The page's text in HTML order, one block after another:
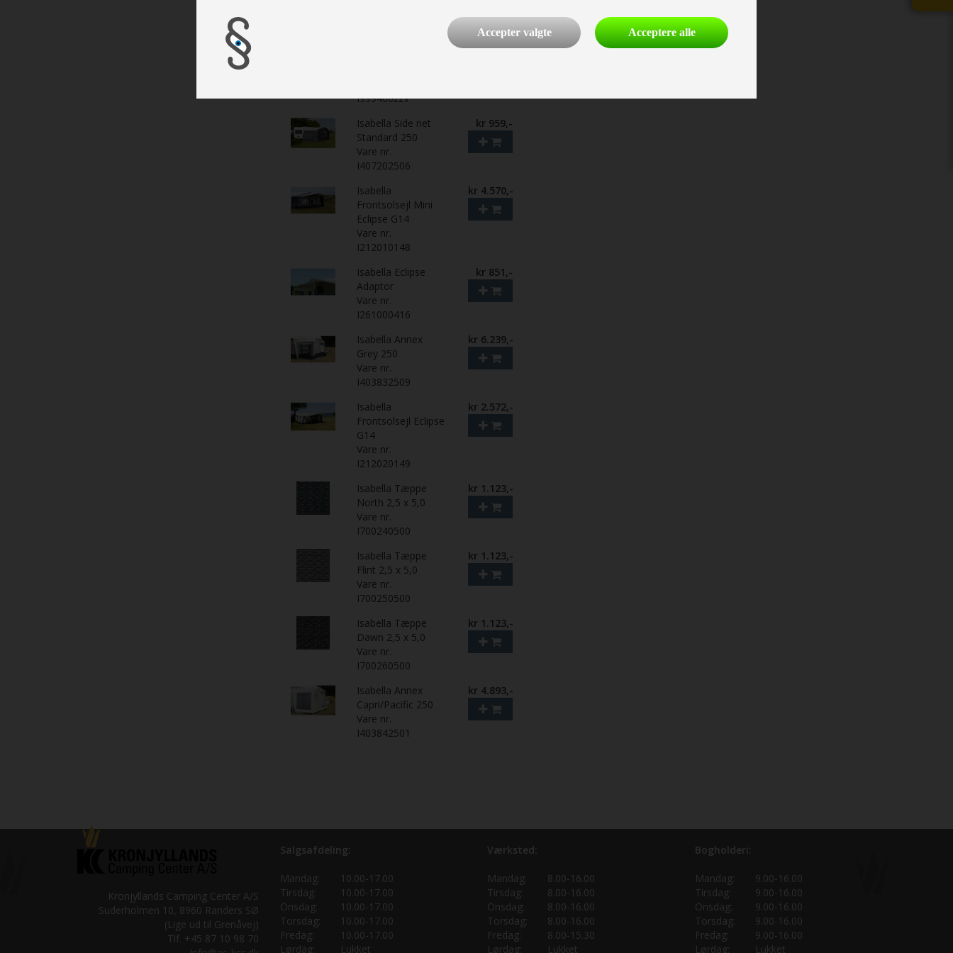
I999400zzV
Isabella Side net
Standard 250
Vare nr.
I407202506
kr 959,-
Isabella
Frontsolsejl Mini
Eclipse G14
Vare nr.
I212010148
kr 4.570,-
Isabella Eclipse
Adaptor
Vare nr.
I261000416
kr 851,-
Isabella Annex
Grey 250
Vare nr.
I403832509
kr 6.239,-
Isabella
Frontsolsejl Eclipse
G14
Vare nr.
I212020149
kr 2.572,-
Isabella Tæppe
North 2,5 x 5,0
Vare nr.
I700240500
kr 1.123,-
Isabella Tæppe
Flint 2,5 x 5,0
Vare nr.
I700250500
kr 1.123,-
Isabella Tæppe
Dawn 2,5 x 5,0
Vare nr.
I700260500
kr 1.123,-
Isabella Annex
Capri/Pacific 250
Vare nr.
I403842501
kr 4.893,-
Kronjyllands Camping Center A/S
Suderholmen 10, 8960 Randers SØ
(Lige ud til Grenåvej)
Tlf. +45 87 10 98 70
Salgsafdeling:
Mandag:
10.00-17.00
Tirsdag:
10.00-17.00
Onsdag:
10.00-17.00
Torsdag:
10.00-17.00
Fredag:
10.00-17.00
Lørdag:
Lukket
Værksted:
Mandag:
8.00-16.00
Tirsdag:
8.00-16.00
Onsdag:
8.00-16.00
Torsdag:
8.00-16.00
Fredag:
8.00-15.30
Lørdag:
Lukket
Bogholderi:
Mandag:
9.00-16.00
Tirsdag:
9.00-16.00
Onsdag:
9.00-16.00
Torsdag:
9.00-16.00
Fredag:
9.00-16.00
Lørdag:
Lukket
Accepter valgte Acceptere alle